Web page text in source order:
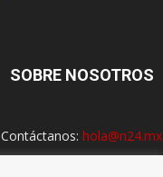
SOBRE NOSOTROS
Contáctanos: hola@n24.mx